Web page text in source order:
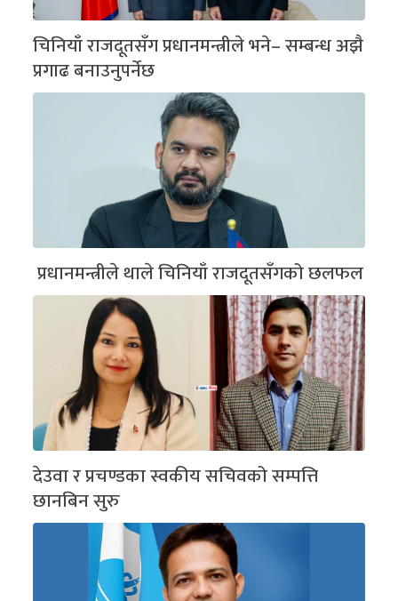
चिनियाँ राजदूतसँग प्रधानमन्त्रीले भने– सम्बन्ध अझै
प्रगाढ बनाउनुपर्नेछ
प्रधानमन्त्रीले थाले चिनियाँ राजदूतसँगको छलफल
देउवा र प्रचण्डका स्वकीय सचिवको सम्पत्ति
छानबिन सुरु